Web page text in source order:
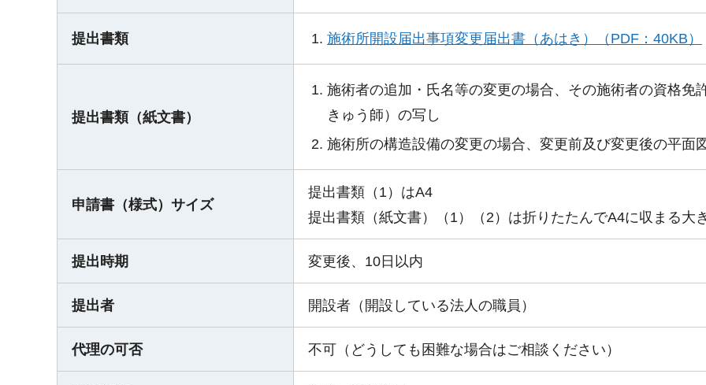
提出書類 施術所開設届出事項変更届出書（あはき）（PDF：40KB）
提出書類（紙文書）
施術者の追加・氏名等の変更の場合、その施術者の資格免
きゅう師）の写し
施術所の構造設備の変更の場合、変更前及び変更後の平面
申請書（様式）サイズ
提出書類（1）はA4
提出書類（紙文書）（1）（2）は折りたたんでA4に収まる大
提出時期 変更後、10日以内
提出者 開設者（開設している法人の職員）
代理の可否 不可（どうしても困難な場合はご相談ください）